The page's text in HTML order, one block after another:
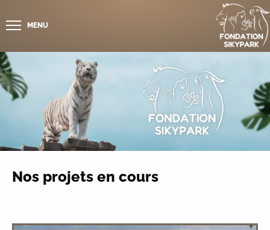
MENU
Nos projets en cours